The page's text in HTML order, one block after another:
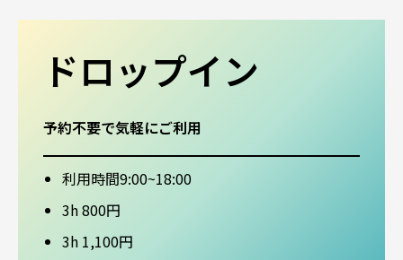
ドロップイン
予約不要で気軽にご利用
利用時間9:00~18:00
3h 800円
3h 1,100円